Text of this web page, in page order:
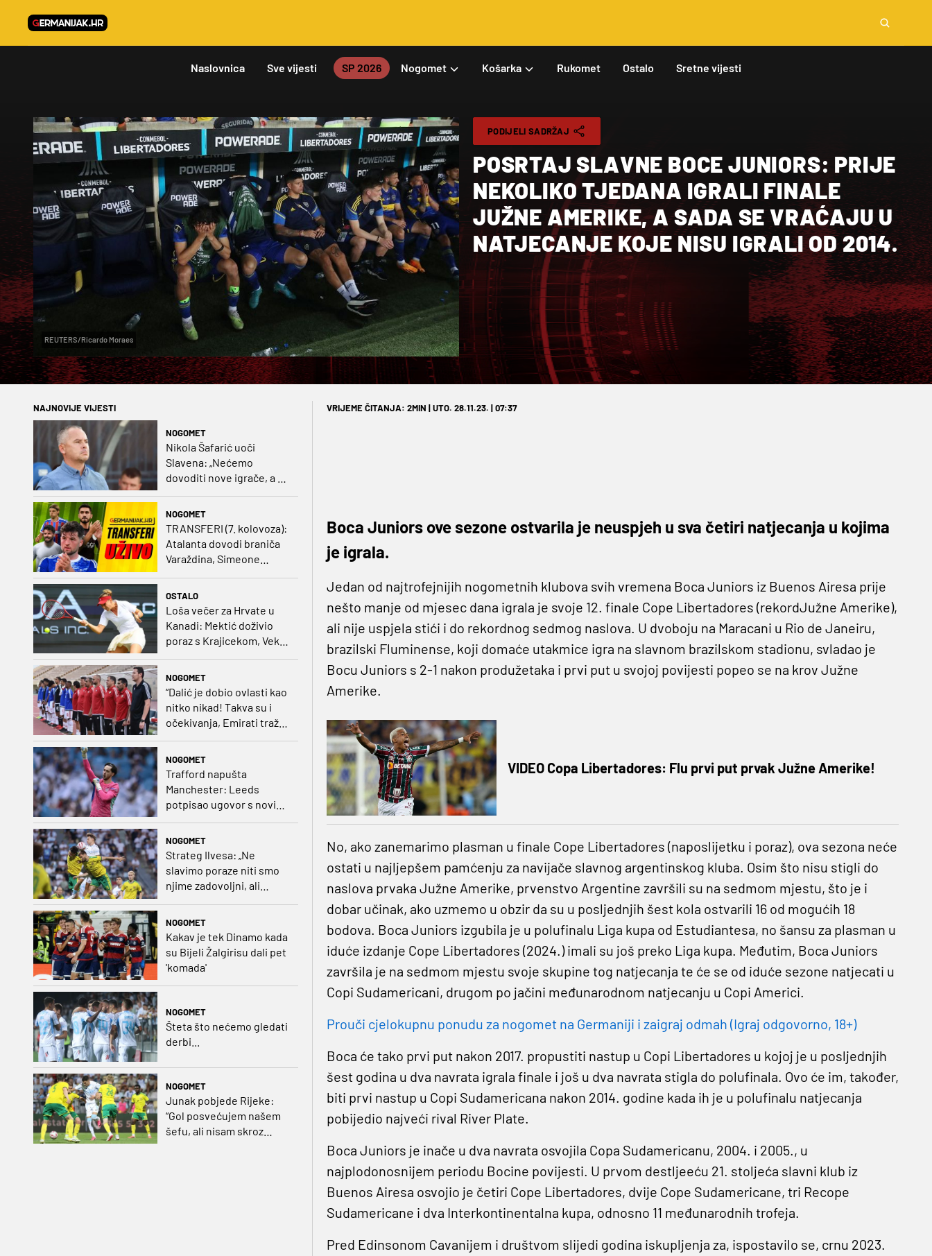
Naslovnica Sve vijesti SP 2026 Nogomet Košarka Rukomet Ostalo Sretne vijesti
REUTERS/Ricardo Moraes
PODIJELI SADRŽAJ
POSRTAJ SLAVNE BOCE JUNIORS: PRIJE
NEKOLIKO TJEDANA IGRALI FINALE
JUŽNE AMERIKE, A SADA SE VRAĆAJU U
NATJECANJE KOJE NISU IGRALI OD 2014.
NAJNOVIJE VIJESTI
NOGOMET
Nikola Šafarić uoči
Slavena: „Nećemo
dovoditi nove igrače, a o
NOGOMET
TRANSFERI (7. kolovoza):
Atalanta dovodi braniča
Varaždina, Simeone
OSTALO
Loša večer za Hrvate u
Kanadi: Mektić doživio
poraz s Krajicekom, Vekić
poražena u paru sa
NOGOMET
“Dalić je dobio ovlasti kao
nitko nikad! Takva su i
očekivanja, Emirati traže
i veliki rezultat!“
NOGOMET
Trafford napušta
Manchester: Leeds
potpisao ugovor s novim
NOGOMET
Strateg Ilvesa: „Ne
slavimo poraze niti smo
njime zadovoljni, ali
NOGOMET
Kakav je tek Dinamo kada
su Bijeli Žalgirisu dali pet
'komada'
NOGOMET
Šteta što nećemo gledati
derbi...
NOGOMET
Junak pobjede Rijeke:
“Gol posvećujem našem
šefu, ali nisam skroz
VRIJEME ČITANJA: 2MIN | UTO. 28.11.23. | 07:37
Boca Juniors ove sezone ostvarila je neuspjeh u sva četiri natjecanja u kojima
je igrala.
Jedan od najtrofejnijih nogometnih klubova svih vremena Boca Juniors iz Buenos Airesa prije
nešto manje od mjesec dana igrala je svoje 12. finale Cope Libertadores (rekordJužne Amerike),
ali nije uspjela stići i do rekordnog sedmog naslova. U dvoboju na Maracani u Rio de Janeiru,
brazilski Fluminense, koji domaće utakmice igra na slavnom brazilskom stadionu, svladao je
Bocu Juniors s 2-1 nakon produžetaka i prvi put u svojoj povijesti popeo se na krov Južne
Amerike.
VIDEO Copa Libertadores: Flu prvi put prvak Južne Amerike!
No, ako zanemarimo plasman u finale Cope Libertadores (naposlijetku i poraz), ova sezona neće
ostati u najljepšem pamćenju za navijače slavnog argentinskog kluba. Osim što nisu stigli do
naslova prvaka Južne Amerike, prvenstvo Argentine završili su na sedmom mjestu, što je i
dobar učinak, ako uzmemo u obzir da su u posljednjih šest kola ostvarili 16 od mogućih 18
bodova. Boca Juniors izgubila je u polufinalu Liga kupa od Estudiantesa, no šansu za plasman u
iduće izdanje Cope Libertadores (2024.) imali su još preko Liga kupa. Međutim, Boca Juniors
završila je na sedmom mjestu svoje skupine tog natjecanja te će se od iduće sezone natjecati u
Copi Sudamericani, drugom po jačini međunarodnom natjecanju u Copi Americi.
Prouči cjelokupnu ponudu za nogomet na Germaniji i zaigraj odmah (Igraj odgovorno, 18+)
Boca će tako prvi put nakon 2017. propustiti nastup u Copi Libertadores u kojoj je u posljednjih
šest godina u dva navrata igrala finale i još u dva navrata stigla do polufinala. Ovo će im, također,
biti prvi nastup u Copi Sudamericana nakon 2014. godine kada ih je u polufinalu natjecanja
pobijedio najveći rival River Plate.
Boca Juniors je inače u dva navrata osvojila Copa Sudamericanu, 2004. i 2005., u
najplodonosnijem periodu Bocine povijesti. U prvom destljeeću 21. stoljeća slavni klub iz
Buenos Airesa osvojio je četiri Cope Libertadores, dvije Cope Sudamericane, tri Recope
Sudamericane i dva Interkontinentalna kupa, odnosno 11 međunarodnih trofeja.
Pred Edinsonom Cavanijem i društvom slijedi godina iskupljenja za, ispostavilo se, crnu 2023.